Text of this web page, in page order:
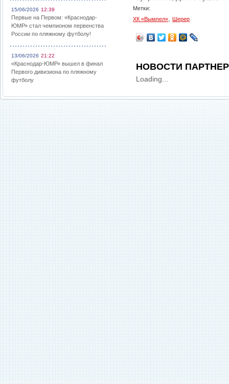
15/06/2026 12:39
Первые на Первом: «Краснодар-
ЮМР» стал чемпионом первенства
России по пляжному футболу!
13/06/2026 21:22
«Краснодар-ЮМР» вышел в финал
Первого дивизиона по пляжному
футболу
Метки:
ХК «Вымпел»
Шерер
НОВОСТИ
Loading...